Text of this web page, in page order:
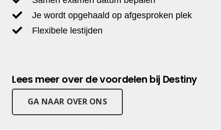
Je wordt opgehaald op afgesproken plek
Flexibele lestijden
Lees meer over de voordelen bij Destiny
GA NAAR OVER ONS